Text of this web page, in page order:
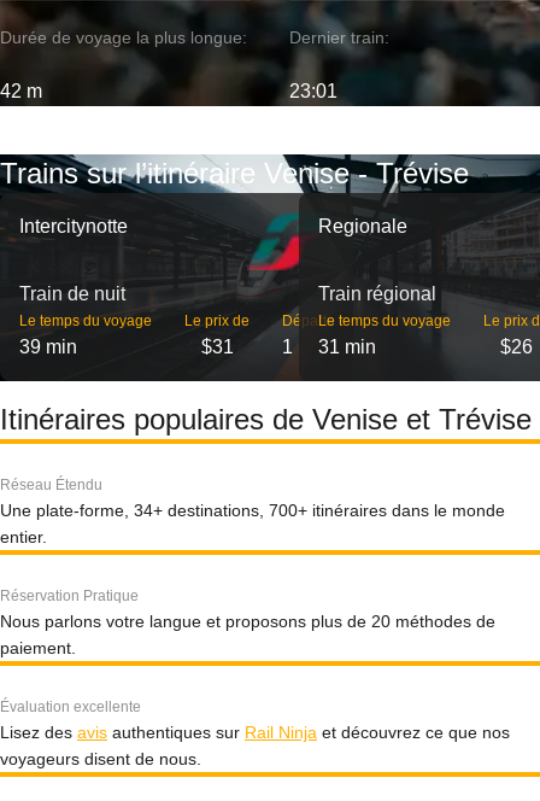
Durée de voyage la plus longue:
42 m
Dernier train:
23:01
Trains sur l’itinéraire Venise - Trévise
Intercitynotte
Train de nuit
Le temps du voyage
39 min
Le prix de
$31
Départs
1
Regionale
Train régional
Le temps du voyage
31 min
Le prix
$26
Itinéraires populaires de Venise et Trévise
Réseau Étendu
Une plate-forme, 34+ destinations, 700+ itinéraires dans le monde
entier.
Réservation Pratique
Nous parlons votre langue et proposons plus de 20 méthodes de
paiement.
Évaluation excellente
Lisez des avis authentiques sur Rail Ninja et découvrez ce que nos
voyageurs disent de nous.